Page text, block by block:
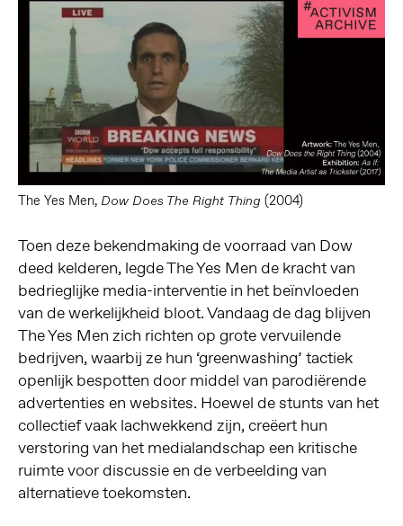
The Yes Men, Dow Does The Right Thing(2004)
Toen deze bekendmaking de voorraad van Dow
deed kelderen, legde The Yes Men de kracht van
bedrieglijke media-interventie in het beïnvloeden
van de werkelijkheid bloot. Vandaag de dag blijven
The Yes Men zich richten op grote vervuilende
bedrijven, waarbij ze hun ‘greenwashing’ tactiek
openlijk bespotten door middel van parodiërende
advertenties en websites. Hoewel de stunts van het
collectief vaak lachwekkend zijn, creëert hun
verstoring van het medialandschap een kritische
ruimte voor discussie en de verbeelding van
alternatieve toekomsten.